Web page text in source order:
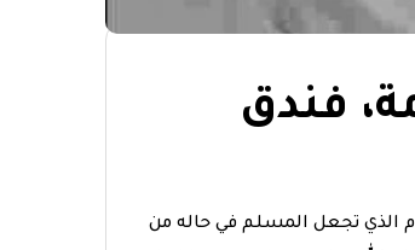
فندق
الذي تجعل المسلم في حاله من